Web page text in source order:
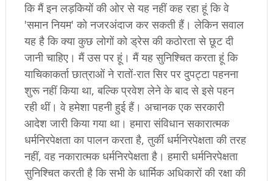
क‍ि मैं इन लड़कियों की ओर से यह नहीं कह रहा हूं कि वे
'समान नियम' को नजरअंदाज कर सकती हैं। लेकिन सवाल
यह है कि क्या कुछ लोगों को ड्रेस की कठोरता से छूट दी
जानी चाहिए। मैं उस पर हूं। मैं यह सुनिश्चित करता हूं कि
याचिकाकर्ता छात्राओं ने रातों-रात सिर पर दुपट्टा पहनना
शुरू नहीं किया था, बल्कि प्रवेश लेने के बाद से इसे पहन
रही थीं। वे हमेशा पहनी हुई हैं। अचानक एक सरकारी
आदेश जारी किया गया था। हमारा संविधान सकारात्मक
धर्मनिरपेक्षता का पालन करता है, तुर्की धर्मनिरपेक्षता की तरह
नहीं, वह नकारात्मक धर्मनिरपेक्षता है। हमारी धर्मनिरपेक्षता
सुनिश्चित करती है कि सभी के धार्मिक अधिकारों की रक्षा की